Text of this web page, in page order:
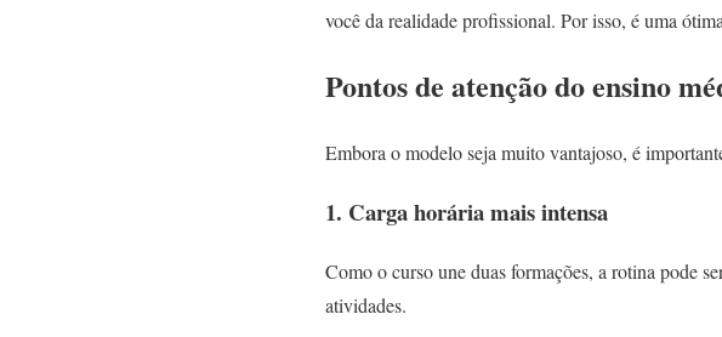
você da realidade profissional. Por isso, é uma
Pontos de atenção do ensino
Embora o modelo seja muito vantajoso, é
1. Carga horária mais intensa
Como o curso une duas formações, a rotina pode
atividades.